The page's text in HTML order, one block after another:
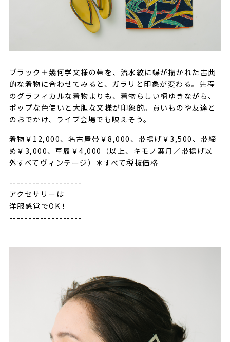
ブラック＋幾何学文様の帯を、流水紋に蝶が描かれた古典
的な着物に合わせてみると、ガラリと印象が変わる。先程
のグラフィカルな着物よりも、着物らしい柄ゆきながら、
ポップな色使いと大胆な文様が印象的。買いものや友達と
のおでかけ、ライブ会場でも映えそう。
着物￥12,000、名古屋帯￥8,000、帯揚げ￥3,500、帯締
め￥3,000、草履￥4,000（以上、キモノ葉月／帯揚げ以
外すべてヴィンテージ）＊すべて税抜価格
-------------------
アクセサリーは
洋服感覚でOK！
-------------------